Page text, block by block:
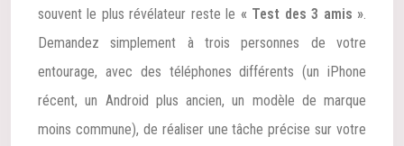
souvent le plus révélateur reste le « Test des 3 amis »
Demandez simplement à trois personnes de votre
entourage, avec des téléphones différents (un iPhone
récent, un Android plus ancien, un modèle de marque
moins commune), de réaliser une tâche précise sur votre